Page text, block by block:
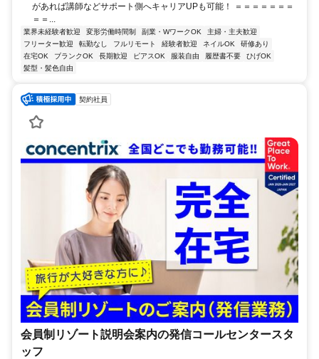
があれば講師などサポート側へキャリアUPも可能！ ＝＝＝＝＝＝＝
＝＝...
業界未経験者歓迎 変形労働時間制 副業・WワークOK
主婦・主夫歓迎
フリーター歓迎
転勤なし フルリモート 経験者歓迎 ネイルOK
研修あり
在宅OK
ブランクOK 長期歓迎 ピアスOK 服装自由 履歴書不要
ひげOK
髪型・髪色自由
契約社員
会員制リゾート説明会案内の発信コールセンタースタ
ッフ